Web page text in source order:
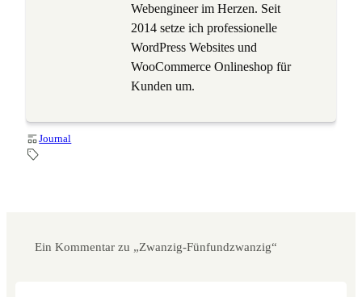
Webengineer im Herzen. Seit
2014 setze ich professionelle
WordPress Websites und
WooCommerce Onlineshop für
Kunden um.
Journal
Ein Kommentar zu „Zwanzig-Fünfundzwanzig“